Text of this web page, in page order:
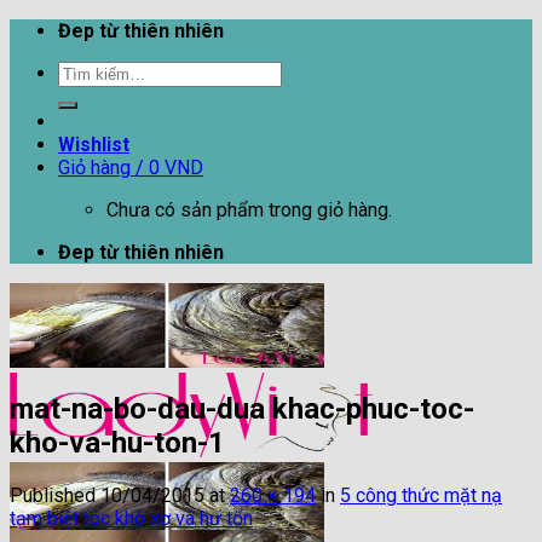
Skip
content
Đep từ thiên nhiên
Tìm
kiếm:
Wishlist
Giỏ hàng / 0 VND
Chưa có sản phẩm trong giỏ hàng.
Đep từ thiên nhiên
mat-na-bo-dau-dua khac-phuc-toc-
kho-va-hu-ton-1
Published10/04/2015at260 × 194in 5 công thức mặt nạ
tạm biệt tóc khô xơ và hư tổn